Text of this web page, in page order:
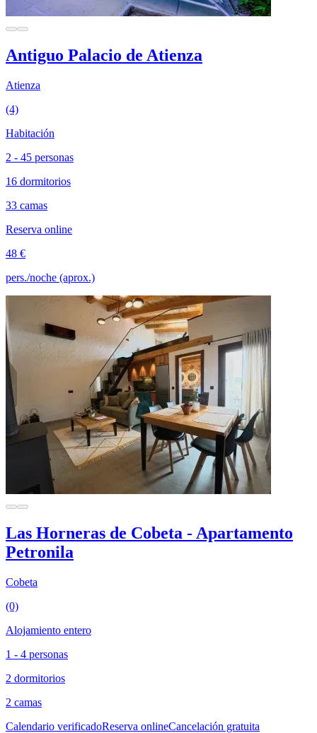
Antiguo Palacio de Atienza
Atienza
(4)
Habitación
2 - 45 personas
16 dormitorios
33 camas
Reserva online
48 €
pers./noche (aprox.)
Las Horneras de Cobeta - Apartamento
Petronila
Cobeta
(0)
Alojamiento entero
1 - 4 personas
2 dormitorios
2 camas
Calendario verificadoReserva onlineCancelación gratuita